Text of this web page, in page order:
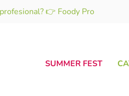
👉 Foody Pro
SUMMER FEST